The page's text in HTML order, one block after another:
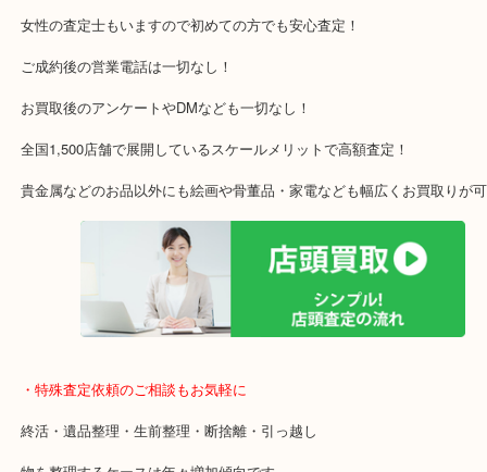
木津川市・精華町・宇治田原町
・当店特徴
アル・プラザ京田辺店の一階にあり！
ご成約後の営業電話は一切なし！
お買取後のアンケートやDMなども一切なし！
全国1,500店舗で展開しているスケールメリットで高額査定！
貴金属などのお品以外にも絵画や骨董品・家電なども幅広くお買取